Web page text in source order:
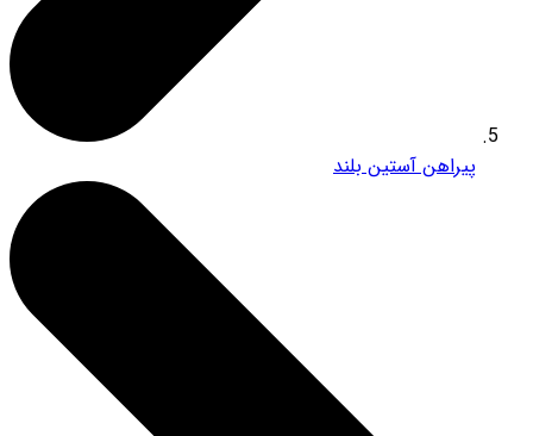
پیراهن آستین بلند